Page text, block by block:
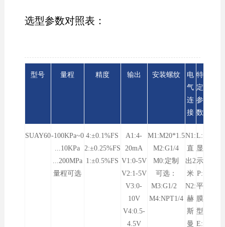
选型参数对照表：
型号 量程 精度 输出 安装螺纹
电
气
连
接
特
定
参
数
SUAY60-100KPa~0
...10KPa
...200MPa
量程可选
4:±0.1%FS
2:±0.25%FS
1:±0.5%FS
A1:4-
20mA
V1:0-5V
V2:1-5V
V3:0-
10V
V4:0.5-
4.5V
M1:M20*1.5
M2:G1/4
M0:定制
可选：
M3:G1/2
M4:NPT1/4
N1:
直
出2
米
N2:
赫
斯
曼
L:
显
示
P:
平
膜
型
E: